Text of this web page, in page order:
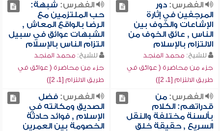
الفهرس:دور
المرجفين في إثارة
الإشاعات والخوف بين
الناس , عائق الخوف من
الالتزام بالإسلام
للشيخ: محمد المنجد
جزء من محاضرة ( عوائق في
طريق الالتزام [1، 2])
الفهرس: شبهة:
حب الملتزمين مع
الرضا بالواقع المعاش ,
الشبهات عوائق في سبيل
التزام الناس بالإسلام
للشيخ: محمد المنجد
جزء من محاضرة ( عوائق في
طريق الالتزام [1، 2])
الفهرس:من
قدراتهم: الكلام
بألسنة مختلفة والنقل
السريع , حقيقة خلق
الفهرس:فضل
الصديق ومكانته في
الإسلام , فوائد حادثة
الخصومة بين العمرين